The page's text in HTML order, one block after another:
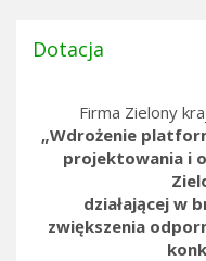
Dotacja
Firma Zielony
„Wdrożenie
projektowania i
działającej w
zwiększenia